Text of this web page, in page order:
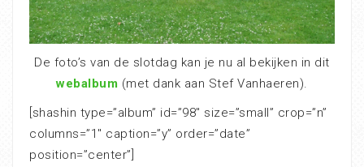
De foto’s van de slotdag kan je nu al bekijken in dit
webalbum (met dank aan Stef Vanhaeren).
[shashin type=”album” id=”98″ size=”small” crop=”n”
columns=”1″ caption=”y” order=”date”
position=”center”]